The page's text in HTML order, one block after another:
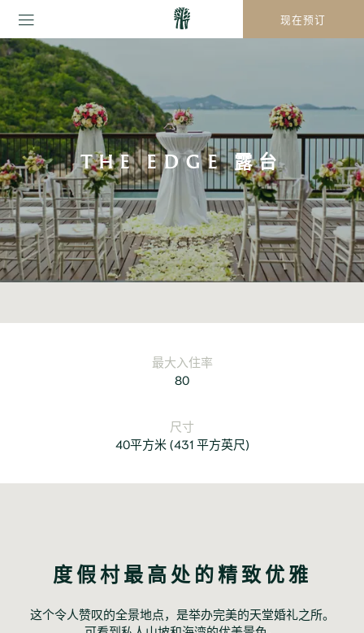
现在预订
THE EDGE 露台
最大入住率
80
尺寸
40平方米 (431 平方英尺)
度假村最高处的精致优雅
这个令人赞叹的全景地点，是举办完美的天堂婚礼之所。